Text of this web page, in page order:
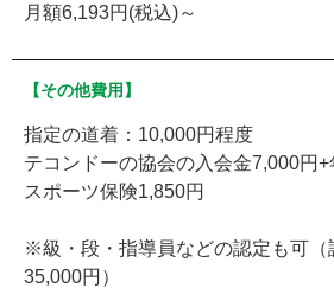
月額6,193円(税込)～
【その他費用】
指定の道着：10,000円程度
テコンドーの協会の入会金7,000円+
スポーツ保険1,850円
※級・段・指導員などの認定も可（
35,000円）